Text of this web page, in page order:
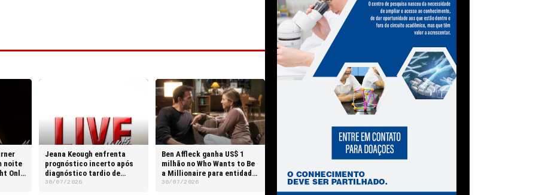
noite
Only
Jeana Keough enfrenta
prognóstico incerto após
diagnóstico tardio de
câncer na língua
30/07/2026
Ben Affleck ganha US$ 1
milhão no Who Wants to Be
a Millionaire para entidade
beneficente
30/07/2026